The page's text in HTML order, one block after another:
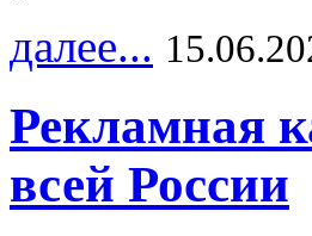
далее...
Рекламная
всей России